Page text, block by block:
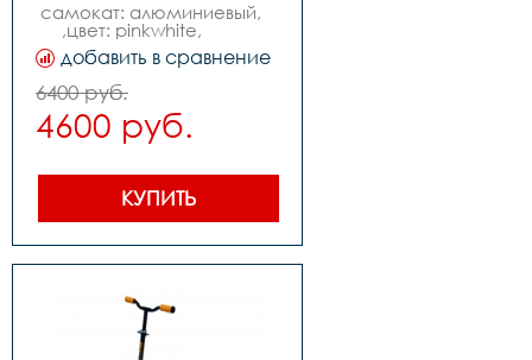
самокат: алюминиевый,
,цвет: pinkwhite,
,колеса: 200mm pu,
,подшипники: abec-7,
,вес: 3.7kg,,нагрузка макс:
добавить в сравнение
6400 руб.
4600 руб.
КУПИТЬ